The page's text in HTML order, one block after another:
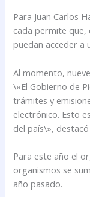
Para Juan Carlos
cada permite que,
puedan acceder a
Al momento,
\»El Gobierno de
trámites y
electrónico. Esto
del país\»,
Para este año el
organismos se
año pasado.